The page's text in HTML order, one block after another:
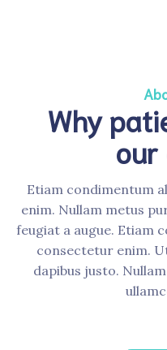
Why
our
Etiam condimentum
enim. Nullam metus
feugiat a augue. Etiam
consectetur enim.
dapibus justo.